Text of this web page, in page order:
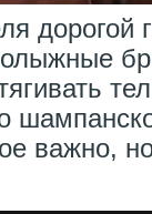
дорогой
важно,